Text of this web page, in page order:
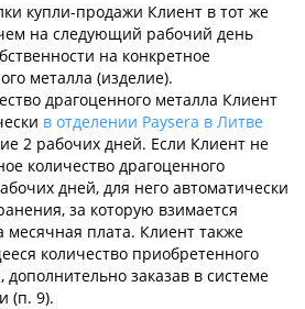
купли-продажи Клиент в тот же
на следующий рабочий день
на конкретное
металла (изделие).
драгоценного металла Клиент
в отделении Paysera в Литве
2 рабочих дней. Если Клиент не
количество драгоценного
дней, для него автоматически
за которую взимается
месячная плата. Клиент также
количество приобретенного
дополнительно заказав в системе
(п. 9).